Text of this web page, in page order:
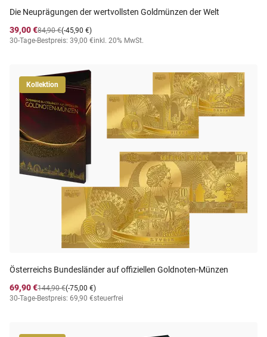
Die Neuprägungen der wertvollsten Goldmünzen der Welt
39,00 €
(-45,90 €)
84,90 €
30-Tage-Bestpreis: 39,00 €inkl. 20% MwSt.
Kollektion
Österreichs Bundesländer auf offiziellen Goldnoten-Münzen
69,90 €
(-75,00 €)
144,90 €
30-Tage-Bestpreis: 69,90 €steuerfrei